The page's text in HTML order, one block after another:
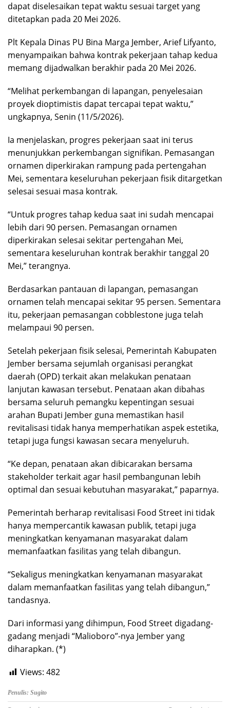
dapat diselesaikan tepat waktu sesuai target yang
ditetapkan pada 20 Mei 2026.
Plt Kepala Dinas PU Bina Marga Jember, Arief Lifyanto,
menyampaikan bahwa kontrak pekerjaan tahap kedua
memang dijadwalkan berakhir pada 20 Mei 2026.
“Melihat perkembangan di lapangan, penyelesaian
proyek dioptimistis dapat tercapai tepat waktu,”
ungkapnya, Senin (11/5/2026).
Ia menjelaskan, progres pekerjaan saat ini terus
menunjukkan perkembangan signifikan. Pemasangan
ornamen diperkirakan rampung pada pertengahan
Mei, sementara keseluruhan pekerjaan fisik ditargetkan
selesai sesuai masa kontrak.
“Untuk progres tahap kedua saat ini sudah mencapai
lebih dari 90 persen. Pemasangan ornamen
diperkirakan selesai sekitar pertengahan Mei,
sementara keseluruhan kontrak berakhir tanggal 20
Mei,” terangnya.
Berdasarkan pantauan di lapangan, pemasangan
ornamen telah mencapai sekitar 95 persen. Sementara
itu, pekerjaan pemasangan cobblestone juga telah
melampaui 90 persen.
Setelah pekerjaan fisik selesai, Pemerintah Kabupaten
Jember bersama sejumlah organisasi perangkat
daerah (OPD) terkait akan melakukan penataan
lanjutan kawasan tersebut. Penataan akan dibahas
bersama seluruh pemangku kepentingan sesuai
arahan Bupati Jember guna memastikan hasil
revitalisasi tidak hanya memperhatikan aspek estetika,
tetapi juga fungsi kawasan secara menyeluruh.
“Ke depan, penataan akan dibicarakan bersama
stakeholder terkait agar hasil pembangunan lebih
optimal dan sesuai kebutuhan masyarakat,” paparnya.
Pemerintah berharap revitalisasi Food Street ini tidak
hanya mempercantik kawasan publik, tetapi juga
meningkatkan kenyamanan masyarakat dalam
memanfaatkan fasilitas yang telah dibangun.
“Sekaligus meningkatkan kenyamanan masyarakat
dalam memanfaatkan fasilitas yang telah dibangun,”
tandasnya.
Dari informasi yang dihimpun, Food Street digadang-
gadang menjadi “Malioboro”-nya Jember yang
diharapkan. (*)
Views: 482
Penulis: Sugito